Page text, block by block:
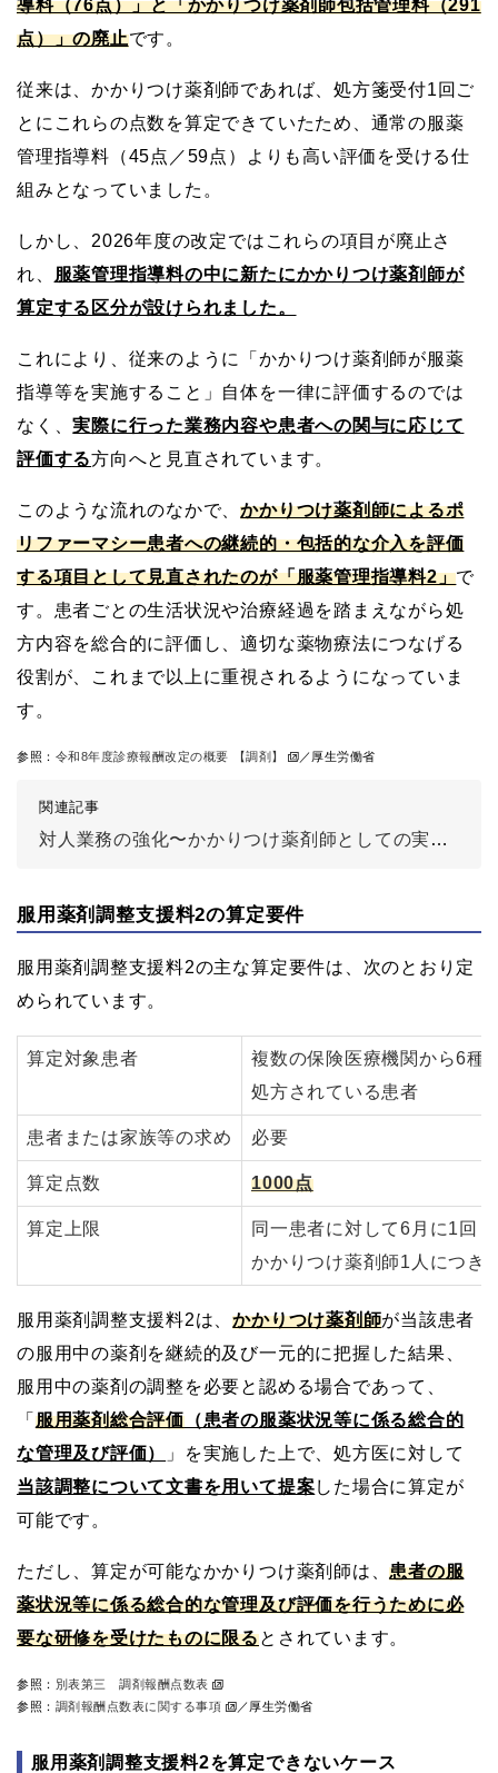
導料（76点）」と「かかりつけ薬剤師包括管理料（291
点）」の廃止です。
従来は、かかりつけ薬剤師であれば、処方箋受付1回ご
とにこれらの点数を算定できていたため、通常の服薬
管理指導料（45点／59点）よりも高い評価を受ける仕
組みとなっていました。
しかし、2026年度の改定ではこれらの項目が廃止さ
れ、 服薬管理指導料の中に新たにかかりつけ薬剤師が
算定する区分が設けられました。
これにより、従来のように「かかりつけ薬剤師が服薬
指導等を実施すること」自体を一律に評価するのでは
なく、実際に行った業務内容や患者への関与に応じて
評価する方向へと見直されています。
このような流れのなかで、かかりつけ薬剤師によるポ
リファーマシー患者への継続的・包括的な介入を評価
する項目として見直されたのが「服薬管理指導料2」で
す。患者ごとの生活状況や治療経過を踏まえながら処
方内容を総合的に評価し、適切な薬物療法につなげる
役割が、これまで以上に重視されるようになっていま
す。
参照： 令和8年度診療報酬改定の概要 【調剤】 ／厚生労働省
関連記事
対人業務の強化〜かかりつけ薬剤師としての実績の評価に
服用薬剤調整支援料2の算定要件
服用薬剤調整支援料2の主な算定要件は、次のとおり定
められています。
算定対象患者
複数の保険医療機関から6種
処方されている患者
患者または家族等の求め 必要
算定点数 1000点
算定上限
同一患者に対して6月に1回
かかりつけ薬剤師1人につき
服用薬剤調整支援料2は、かかりつけ薬剤師が当該患者
の服用中の薬剤を継続的及び一元的に把握した結果、
服用中の薬剤の調整を必要と認める場合であって、
「 服用薬剤総合評価（患者の服薬状況等に係る総合的
な管理及び評価）
」を実施した上で、処方医に対して
当該調整について文書を用いて提案した場合に算定が
可能です。
ただし、算定が可能なかかりつけ薬剤師は、患者の服
薬状況等に係る総合的な管理及び評価を行うために必
要な研修を受けたものに限るとされています。
参照： 別表第三 調剤報酬点数表
参照： 調剤報酬点数表に関する事項 ／厚生労働省
服用薬剤調整支援料2を算定できないケース